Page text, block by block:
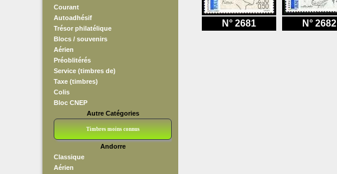
Courant
Autoadhésif
Trésor philatélique
Blocs / souvenirs
Aérien
Préoblitérés
Service (timbres de)
Taxe (timbres)
Colis
Bloc CNEP
Autre Catégories
Timbres moins connus
Andorre
Classique
Aérien
N° 2681 N° 2682